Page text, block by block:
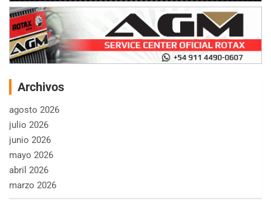
Archivos
agosto 2026
julio 2026
junio 2026
mayo 2026
abril 2026
marzo 2026